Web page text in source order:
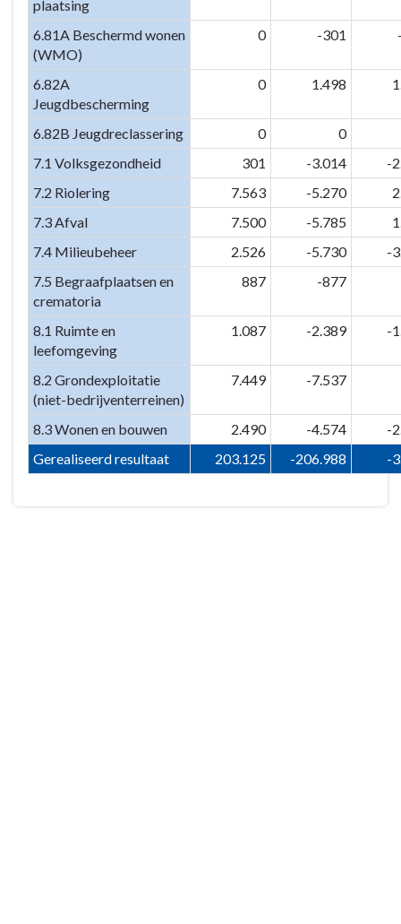
plaatsing
6.81A Beschermd wonen
(WMO)
0 -301
6.82A
Jeugdbescherming
0 1.498
6.82B Jeugdreclassering 0
0
7.1 Volksgezondheid
301 -3.014
-
7.2 Riolering
7.563 -5.270
7.3 Afval
7.500 -5.785
7.4 Milieubeheer
2.526 -5.730
-
7.5 Begraafplaatsen en
crematoria
887 -877
8.1 Ruimte en
leefomgeving
1.087 -2.389 -
8.2 Grondexploitatie
(niet-bedrijventerreinen)
7.449 -7.537
8.3 Wonen en bouwen 2.490 -4.574
-
Gerealiseerd resultaat
203.125 -206.988 -